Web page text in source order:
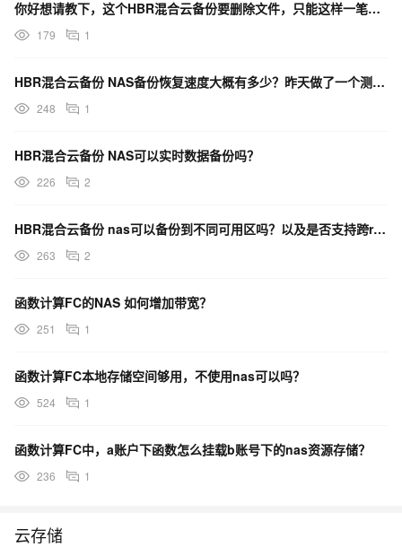
你好想请教下，这个HBR混合云备份要删除文件，只能这样一笔笔一条条删除吗？
179 1
HBR混合云备份 NAS备份恢复速度大概有多少？昨天做了一个测试，22M/S，这个正常吗？
248 1
HBR混合云备份 NAS可以实时数据备份吗？
226 2
HBR混合云备份 nas可以备份到不同可用区吗？以及是否支持跨region备份
263 2
函数计算FC的NAS 如何增加带宽？
251 1
函数计算FC本地存储空间够用，不使用nas可以吗？
524 1
函数计算FC中，a账户下函数怎么挂载b账号下的nas资源存储？
236 1
云存储